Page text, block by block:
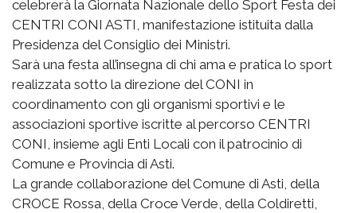
celebrerà la Giornata Nazionale dello Sport Festa dei
CENTRI CONI ASTI, manifestazione istituita dalla
Presidenza del Consiglio dei Ministri.
Sarà una festa all’insegna di chi ama e pratica lo sport
realizzata sotto la direzione del CONI in
coordinamento con gli organismi sportivi e le
associazioni sportive iscritte al percorso CENTRI
CONI, insieme agli Enti Locali con il patrocinio di
Comune e Provincia di Asti.
La grande collaborazione del Comune di Asti, della
CROCE Rossa, della Croce Verde, della Coldiretti,